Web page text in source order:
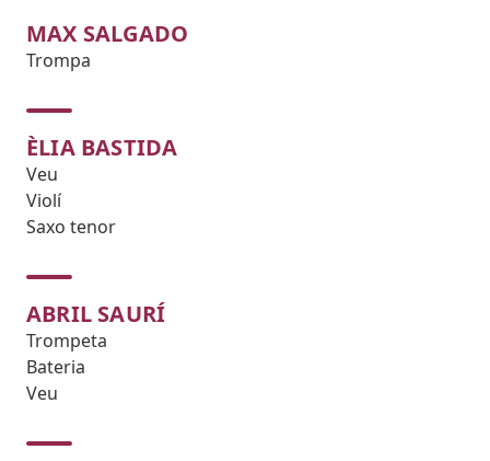
MAX SALGADO
Trompa
ÈLIA BASTIDA
Veu
Violí
Saxo tenor
ABRIL SAURÍ
Trompeta
Bateria
Veu